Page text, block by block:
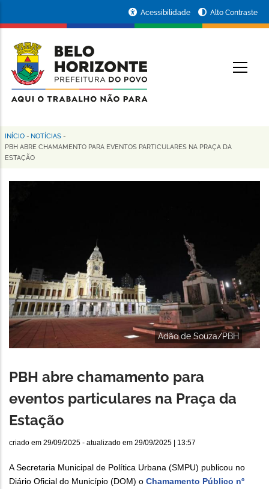
conteúdo
principal
da
Prefeitura
de
Horizonte
Acessibilidade Alto Contraste
Trilha
de
navegação
INÍCIO - NOTÍCIAS -
PBH ABRE CHAMAMENTO PARA EVENTOS PARTICULARES NA PRAÇA DA
ESTAÇÃO
Adão de Souza/PBH
PBH abre chamamento para
eventos particulares na Praça da
Estação
criado em 29/09/2025 - atualizado em 29/09/2025 | 13:57
A Secretaria Municipal de Política Urbana (SMPU) publicou no
Diário Oficial do Município (DOM) o Chamamento Público nº